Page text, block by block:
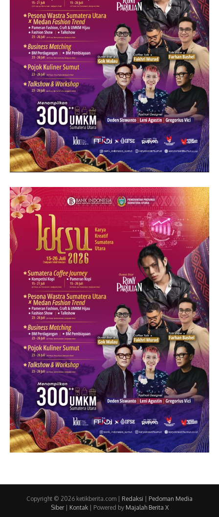
Copyright © 2026 ketikberita.com | Redaksi
Pedoman Media
Siber| Kontak| Powered by Majalah Berita X